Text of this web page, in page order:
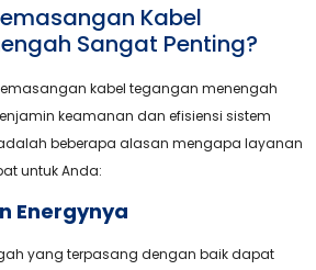
Kabel
Sangat Penting?
kabel tegangan menengah
keamanan dan efisiensi sistem
beberapa alasan mengapa layanan
untuk Anda:
Energynya
yang terpasang dengan baik dapat